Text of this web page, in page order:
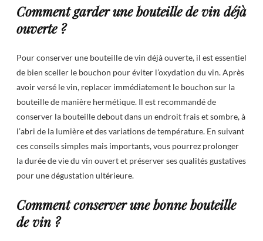
Comment garder une bouteille de vin déjà
ouverte ?
Pour conserver une bouteille de vin déjà ouverte, il est essentiel
de bien sceller le bouchon pour éviter l’oxydation du vin. Après
avoir versé le vin, replacer immédiatement le bouchon sur la
bouteille de manière hermétique. Il est recommandé de
conserver la bouteille debout dans un endroit frais et sombre, à
l’abri de la lumière et des variations de température. En suivant
ces conseils simples mais importants, vous pourrez prolonger
la durée de vie du vin ouvert et préserver ses qualités gustatives
pour une dégustation ultérieure.
Comment conserver une bonne bouteille
de vin ?